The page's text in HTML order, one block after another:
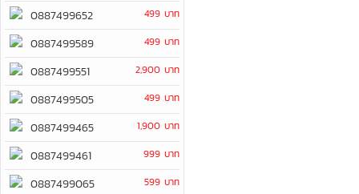
0887499652 499 บาท
0887499589 499 บาท
0887499551 2,900 บาท
0887499505 499 บาท
0887499465 1,900 บาท
0887499461 999 บาท
0887499065 599 บาท